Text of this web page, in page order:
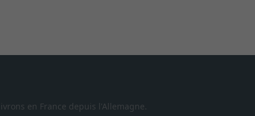
en France depuis l'Allemagne.